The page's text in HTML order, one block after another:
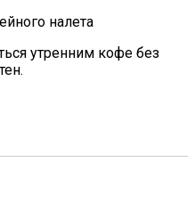
утренним кофе без